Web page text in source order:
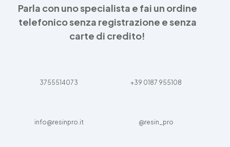
Parla con uno specialista e fai un ordine
telefonico senza registrazione e senza
carte di credito!
3755514073 +39 0187 955108
info@resinpro.it @resin_pro